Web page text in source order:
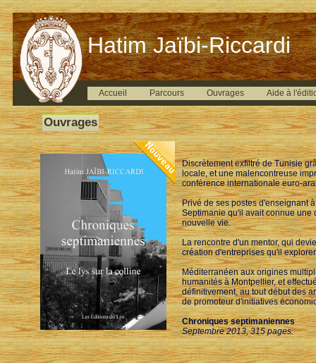
Hatim Jaïbi-Riccardi
Accueil Parcours Ouvrages Aide à
Ouvrages
Discrètement exfiltré de Tunisie
locale, et une malencontreuse
conférence internationale euro-
Privé de ses postes d'enseignant
Septimanie qu'il avait connue une
nouvelle vie.
La rencontre d'un mentor, qui
création d'entreprises qu'il
Méditerranéen aux origines
humanités à Montpellier, et
définitivement, au tout début des
de promoteur d'initiatives
Chroniques septimaniennes
Septembre 2013, 315 pages.